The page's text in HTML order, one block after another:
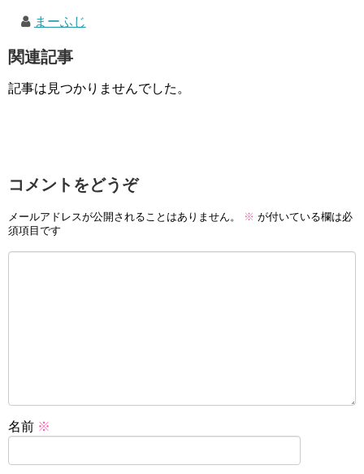
まーふじ
関連記事
記事は見つかりませんでした。
コメントをどうぞ
メールアドレスが公開されることはありません。 ※ が付いている欄は必
須項目です
名前 ※